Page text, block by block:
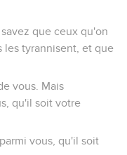
que ceux qu'on
les tyrannisent, et que
vous. Mais
qu'il soit votre
vous, qu'il soit